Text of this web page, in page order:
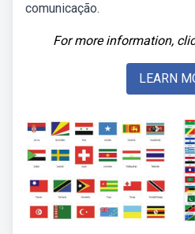
comunicação.
For more information,
LEARN